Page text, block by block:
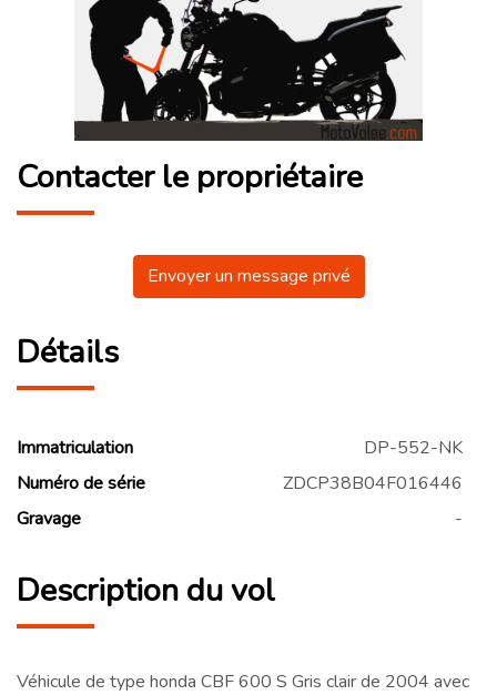
Contacter le propriétaire
Envoyer un message privé
Détails
Immatriculation
DP-552-NK
Numéro de série
ZDCP38B04F016446
Gravage
-
Description du vol
Véhicule de type honda CBF 600 S Gris clair de 2004 avec